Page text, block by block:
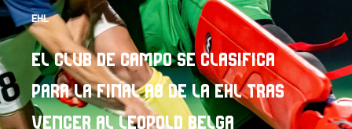
EHL
EL CLUB DE CAMPO SE CLASIFICA
PARA LA FINAL A8 DE LA EHL TRAS
VENCER AL LEOPOLD BELGA